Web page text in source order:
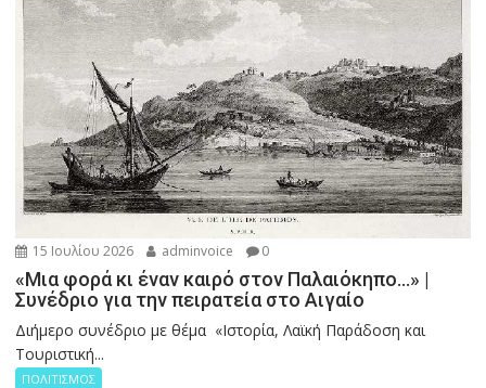
15 Ιουλίου 2026 adminvoice 0
«Μια φορά κι έναν καιρό στον Παλαιόκηπο…» |
Συνέδριο για την πειρατεία στο Αιγαίο
Διήμερο συνέδριο με θέμα «Ιστορία, Λαϊκή Παράδοση και
Τουριστική...
ΠΟΛΙΤΙΣΜΟΣ